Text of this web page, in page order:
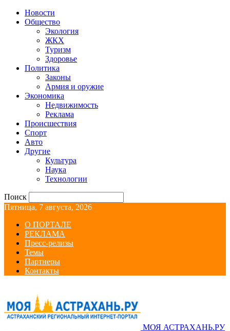
Новости
Общество
Экология
ЖКХ
Туризм
Здоровье
Политика
Законы
Армия и оружие
Экономика
Недвижимость
Реклама
Происшествия
Спорт
Авто
Другие
Культура
Наука
Технологии
Поиск
Пятница, 7 августа, 2026
О ПОРТАЛЕ
РЕКЛАМА
Пресс-релизы
Темы
Партнеры
Контакты
МОЯ АСТРАХАНЬ.РУ